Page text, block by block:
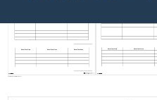
Create your own at Storyboard That
Enter Text Here Enter Text Here Enter Text Here Enter Text Here Enter Text Here
www.storyboardthat.com www.storyboardthat.com